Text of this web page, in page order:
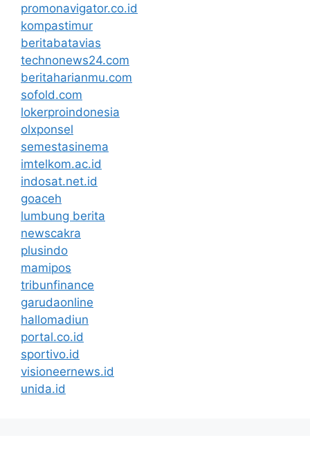
promonavigator.co.id
kompastimur
beritabatavias
technonews24.com
beritaharianmu.com
sofold.com
lokerproindonesia
olxponsel
semestasinema
imtelkom.ac.id
indosat.net.id
goaceh
lumbung berita
newscakra
plusindo
mamipos
tribunfinance
garudaonline
hallomadiun
portal.co.id
sportivo.id
visioneernews.id
unida.id